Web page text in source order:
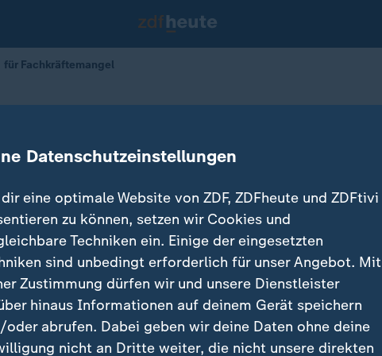
Fachkräftemangel
Lösung für Fachkräftemangel
Datenschutzeinstellungen
eine optimale Website von ZDF, ZDFheute und ZDFtivi
zu können, setzen wir Cookies und
Techniken ein. Einige der eingesetzten
sind unbedingt erforderlich für unser Angebot. Mit
Zustimmung dürfen wir und unsere Dienstleister
hinaus Informationen auf deinem Gerät speichern
oder abrufen. Dabei geben wir deine Daten ohne deine
nicht an Dritte weiter, die nicht unsere direkten